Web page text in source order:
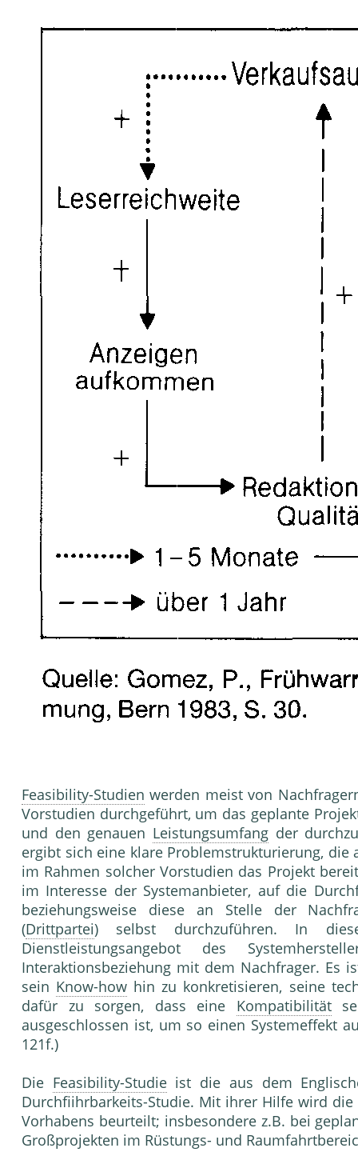
Feasibility-Studien werden meist von
Vorstudien durchgeführt, um das geplante
und den genauen Leistungsumfang der
ergibt sich eine klare Problemstrukturierung,
im Rahmen solcher Vorstudien das Projekt
im Interesse der Systemanbieter, auf die
beziehungsweise diese an Stelle der
(Drittpartei) selbst durchzuführen. In
Dienstleistungsangebot des
Interaktionsbeziehung mit dem Nachfrager. Es
sein Know-how hin zu konkretisieren, seine
dafür zu sorgen, dass eine Kompatibilität
ausgeschlossen ist, um so einen Systemeffekt
121f.)
Die Feasibility-Studieist die aus dem
Durchfiihrbarkeits-Studie. Mit ihrer Hilfe wird
Vorhabens beurteilt; insbesondere z.B. bei
Großprojekten im Rüstungs- und